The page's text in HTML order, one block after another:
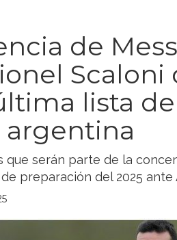
de
Scaloni
lista
argentina
que serán parte de la
preparación del 2025 ante